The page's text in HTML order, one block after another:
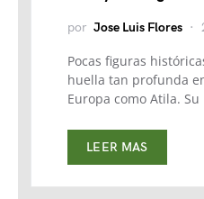
por Jose Luis Flores
Pocas figuras
huella tan profunda
Europa como Atila.
LEER MAS